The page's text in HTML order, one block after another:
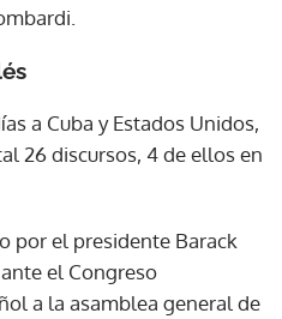
a Cuba y Estados Unidos,
26 discursos, 4 de ellos en
por el presidente Barack
el Congreso
a la asamblea general de